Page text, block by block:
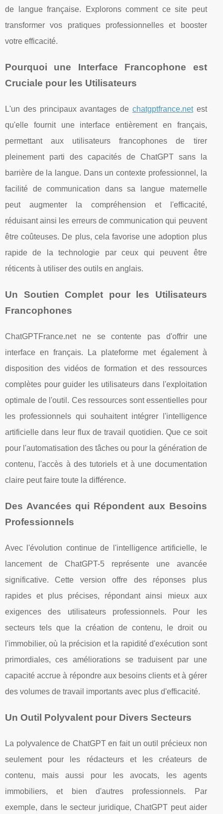
de langue française. Explorons comment ce site peut
transformer vos pratiques professionnelles et booster
votre efficacité.
Pourquoi une Interface Francophone est
Cruciale pour les Utilisateurs
L'un des principaux avantages de chatgptfrance.netest
qu'elle fournit une interface entièrement en français,
permettant aux utilisateurs francophones de tirer
pleinement parti des capacités de ChatGPT sans la
barrière de la langue. Dans un contexte professionnel, la
facilité de communication dans sa langue maternelle
peut augmenter la compréhension et l'efficacité,
réduisant ainsi les erreurs de communication qui peuvent
être coûteuses. De plus, cela favorise une adoption plus
rapide de la technologie par ceux qui peuvent être
réticents à utiliser des outils en anglais.
Un Soutien Complet pour les Utilisateurs
Francophones
ChatGPTFrance.net ne se contente pas d'offrir une
interface en français. La plateforme met également à
disposition des vidéos de formation et des ressources
complètes pour guider les utilisateurs dans l'exploitation
optimale de l'outil. Ces ressources sont essentielles pour
les professionnels qui souhaitent intégrer l'intelligence
artificielle dans leur flux de travail quotidien. Que ce soit
pour l'automatisation des tâches ou pour la génération de
contenu, l'accès à des tutoriels et à une documentation
claire peut faire toute la différence.
Des Avancées qui Répondent aux Besoins
Professionnels
Avec l'évolution continue de l'intelligence artificielle, le
lancement de ChatGPT-5 représente une avancée
significative. Cette version offre des réponses plus
rapides et plus précises, répondant ainsi mieux aux
exigences des utilisateurs professionnels. Pour les
secteurs tels que la création de contenu, le droit ou
l'immobilier, où la précision et la rapidité d'exécution sont
primordiales, ces améliorations se traduisent par une
capacité accrue à répondre aux besoins clients et à gérer
des volumes de travail importants avec plus d'efficacité.
Un Outil Polyvalent pour Divers Secteurs
La polyvalence de ChatGPT en fait un outil précieux non
seulement pour les rédacteurs et les créateurs de
contenu, mais aussi pour les avocats, les agents
immobiliers, et bien d'autres professionnels. Par
exemple, dans le secteur juridique, ChatGPT peut aider